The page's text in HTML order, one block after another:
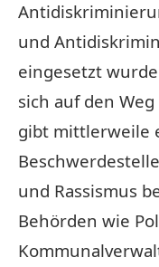
und
eingesetzt
sich auf den
gibt mittlerweile
und Rassismus
Behörden wie